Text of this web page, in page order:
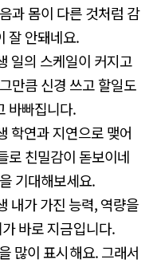
과 몸이 다른 것처럼 감
잘 안돼네요.
일의 스케일이 커지고
만큼 신경 쓰고 할일도
바빠집니다.
학연과 지연으로 맺어
로 친밀감이 돋보이네
기대해보세요.
내가 가진 능력, 역량을
바로 지금입니다.
많이 표시해요. 그래서